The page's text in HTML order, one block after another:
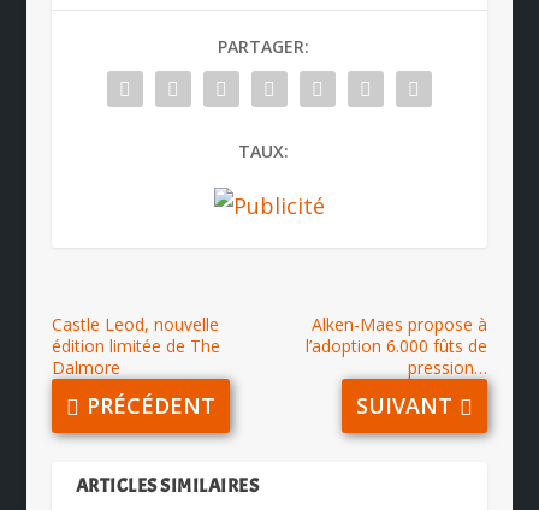
PARTAGER:
TAUX:
Castle Leod, nouvelle
édition limitée de The
Dalmore
PRÉCÉDENT
Alken-Maes propose à
l’adoption 6.000 fûts de
pression…
SUIVANT
ARTICLES SIMILAIRES